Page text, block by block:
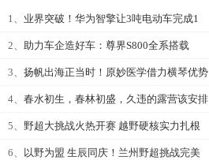
1、 业界突破！华为智擎让3吨电动车完成1
2、 助力车企造好车：尊界S800全系搭载
3、 扬帆出海正当时！原妙医学借力横琴优势
4、 春水初生，春林初盛，久违的露营该安排
5、 野超大挑战火热开赛 越野硬核实力扎根
6、 以野为盟 生辰同庆！兰州野超挑战完美